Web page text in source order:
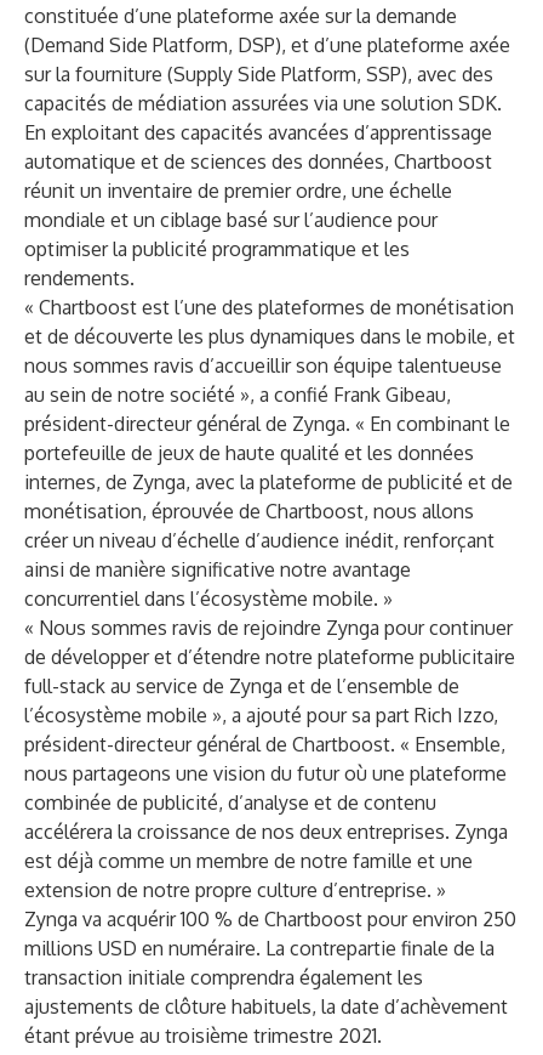
constituée d’une plateforme axée sur la demande
(Demand Side Platform, DSP), et d’une plateforme axée
sur la fourniture (Supply Side Platform, SSP), avec des
capacités de médiation assurées via une solution SDK.
En exploitant des capacités avancées d’apprentissage
automatique et de sciences des données, Chartboost
réunit un inventaire de premier ordre, une échelle
mondiale et un ciblage basé sur l’audience pour
optimiser la publicité programmatique et les
rendements.
« Chartboost est l’une des plateformes de monétisation
et de découverte les plus dynamiques dans le mobile, et
nous sommes ravis d’accueillir son équipe talentueuse
au sein de notre société », a confié Frank Gibeau,
président-directeur général de Zynga. « En combinant le
portefeuille de jeux de haute qualité et les données
internes, de Zynga, avec la plateforme de publicité et de
monétisation, éprouvée de Chartboost, nous allons
créer un niveau d’échelle d’audience inédit, renforçant
ainsi de manière significative notre avantage
concurrentiel dans l’écosystème mobile. »
« Nous sommes ravis de rejoindre Zynga pour continuer
de développer et d’étendre notre plateforme publicitaire
full-stack au service de Zynga et de l’ensemble de
l’écosystème mobile », a ajouté pour sa part Rich Izzo,
président-directeur général de Chartboost. « Ensemble,
nous partageons une vision du futur où une plateforme
combinée de publicité, d’analyse et de contenu
accélérera la croissance de nos deux entreprises. Zynga
est déjà comme un membre de notre famille et une
extension de notre propre culture d’entreprise. »
Zynga va acquérir 100 % de Chartboost pour environ 250
millions USD en numéraire. La contrepartie finale de la
transaction initiale comprendra également les
ajustements de clôture habituels, la date d’achèvement
étant prévue au troisième trimestre 2021.